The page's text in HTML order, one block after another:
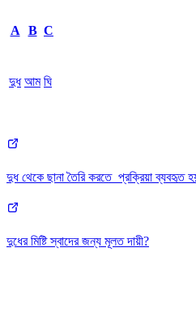
A B C
দুধ আম ঘি
দুধ থেকে ছানা তৈরি করতে প্রক্রিয়া ব্যবহৃত
দুধের মিষ্টি স্বাদের জন্য মূলত দায়ী?